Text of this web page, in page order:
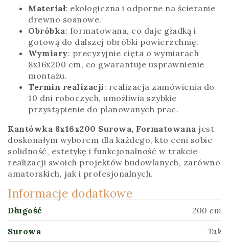
Materiał: ekologiczna i odporne na ścieranie
drewno sosnowe.
Obróbka: formatowana, co daje gładką i
gotową do dalszej obróbki powierzchnię.
Wymiary: precyzyjnie cięta o wymiarach
8x16x200 cm, co gwarantuje usprawnienie
montażu.
Termin realizacji: realizacja zamówienia do
10 dni roboczych, umożliwia szybkie
przystąpienie do planowanych prac.
Kantówka 8x16x200 Surowa, Formatowana jest
doskonałym wyborem dla każdego, kto ceni sobie
solidność, estetykę i funkcjonalność w trakcie
realizacji swoich projektów budowlanych, zarówno
amatorskich, jak i profesjonalnych.
Informacje dodatkowe
Długość 200 cm
Surowa Tak